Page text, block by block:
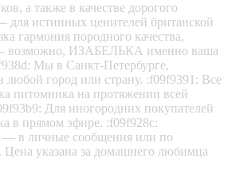
а также в качестве дорогого
истинных ценителей британской
гармония породного качества,
— возможно, ИЗАБЕЛЬКА именно ваша
Мы в Санкт-Петербурге,
любой город или страну. :f09f9391: Все
питомника на протяжении всей
Для иногородних покупателей
в прямом эфире. :f09f928c:
— в личные сообщения или по
Цена указана за домашнего любимца